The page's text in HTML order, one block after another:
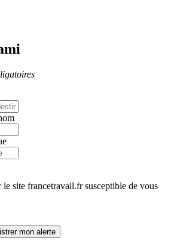
site francetravail.fr susceptible de vous
mon alerte